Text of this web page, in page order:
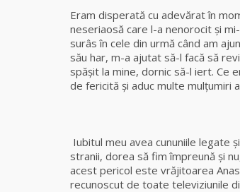
Eram disperată cu adevărat în
neseriaosă care l-a nenorocit și
surâs în cele din urmă când am
său har, m-a ajutat să-l facă să
spăşit la mine, dornic să-l iert. Ce
de fericită şi aduc multe mulţumiri
Iubitul meu avea cununiile legate
stranii, dorea să fim împreună şi
acest pericol este vrăjitoarea
recunoscut de toate televiziunile